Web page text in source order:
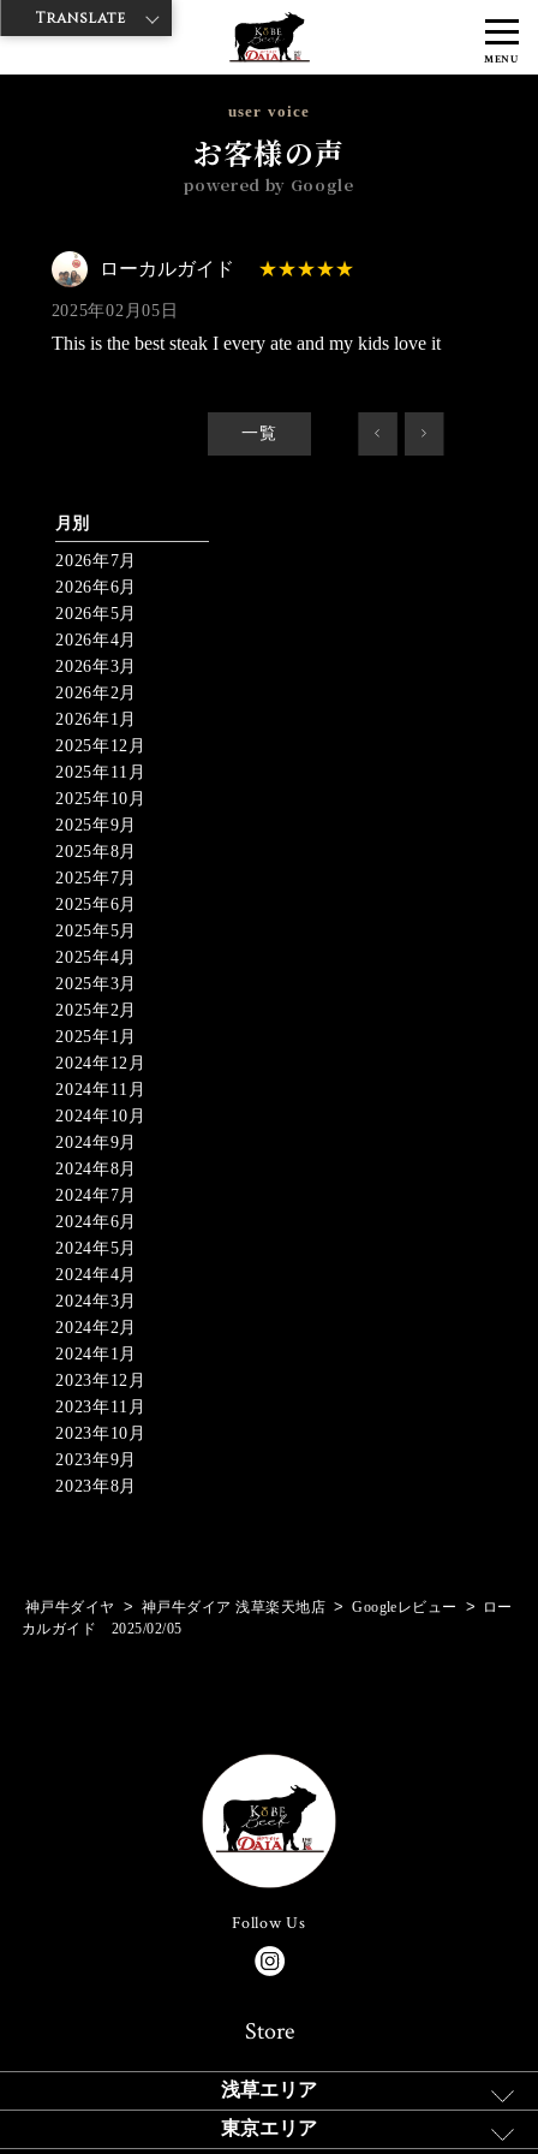
MENU
神戸牛ダイヤ > 神戸牛ダイア 浅草楽天地店
ロー
user voice
お客様の声
powered by Google
ローカルガイド
2025年02月05日
This is the best steak I every ate and my kids love it
一覧 < >
月別
2026年7月
2026年6月
2026年5月
2026年4月
2026年3月
2026年2月
2026年1月
2025年12月
2025年11月
2025年10月
2025年9月
2025年8月
2025年7月
2025年6月
2025年5月
2025年4月
2025年3月
2025年2月
2025年1月
2024年12月
2024年11月
2024年10月
2024年9月
2024年8月
2024年7月
2024年6月
2024年5月
2024年4月
2024年3月
2024年2月
2024年1月
2023年12月
2023年11月
2023年10月
2023年9月
2023年8月
神戸牛ダイヤ > 神戸牛ダイア 浅草楽天地店 > Googleレビュー >
ロー
カルガイド 2025/02/05
Follow Us
Store
浅草エリア
東京エリア
Translate